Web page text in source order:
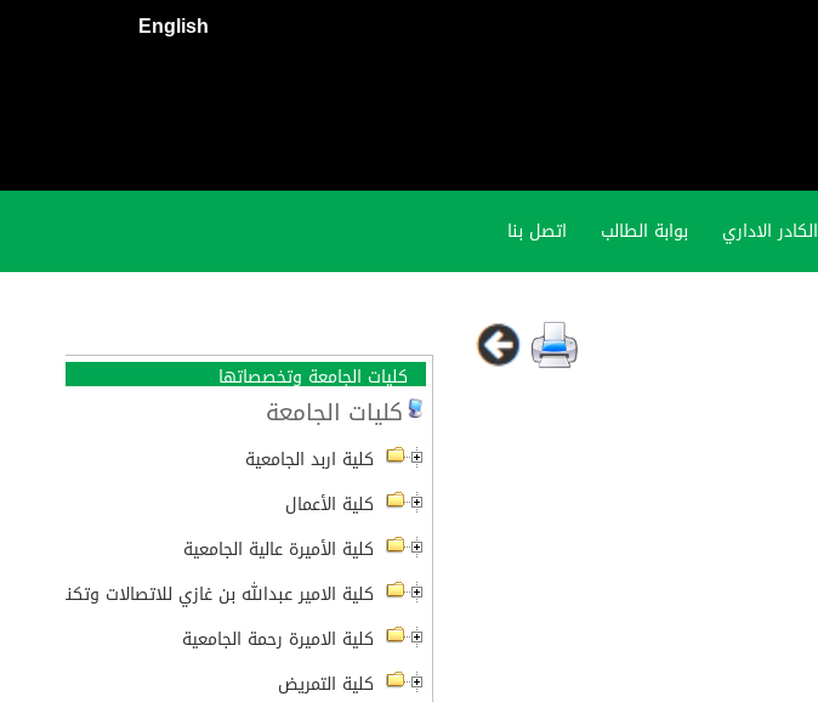
English
الكادر الاداري بوابة الطالب اتصل بنا
كليات الجامعة وتخصصاتها
كليات الجامعة
كلية اربد الجامعية
كلية الأعمال
كلية الأميرة عالية الجامعية
كلية الامير عبدالله بن غازي للاتصالات وتكنولوجيا
كلية الاميرة رحمة الجامعية
كلية التمريض